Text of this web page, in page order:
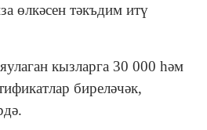
өлкәсен тәкъдим итү
кызларга 30 000 һәм
биреләчәк,